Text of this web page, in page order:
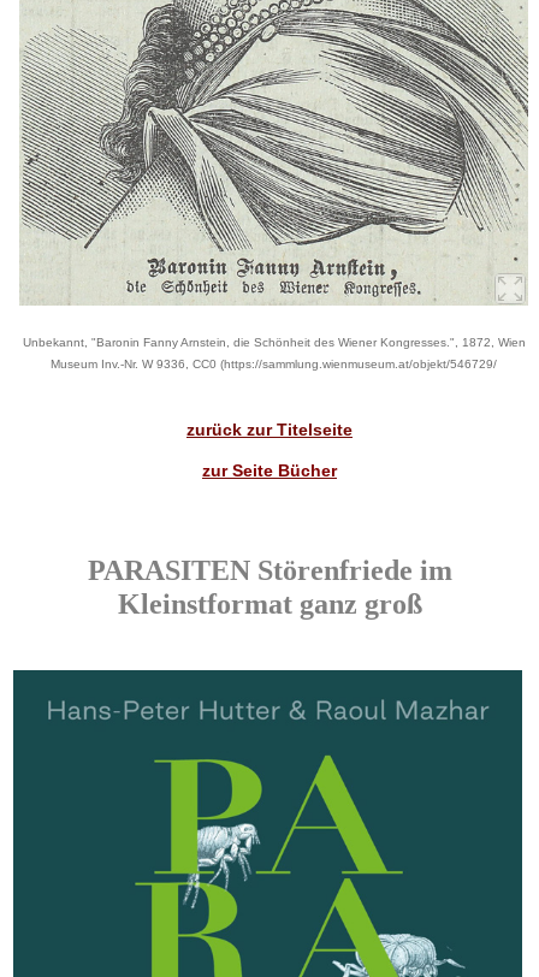
Unbekannt, "Baronin Fanny Arnstein, die Schönheit des Wiener Kongresses.", 1872, Wien
Museum Inv.-Nr. W 9336, CC0 (https://sammlung.wienmuseum.at/objekt/546729/
zurück zur Titelseite
zur Seite Bücher
PARASITEN Störenfriede im
Kleinstformat ganz groß